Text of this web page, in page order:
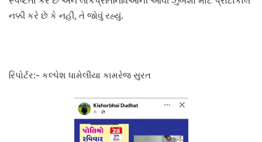
નક્કી કરે છે કે નહીં, તે જોવું રહ્યું.
રિપોર્ટર:- કલ્પેશ ધામેલીયા કામરેજ સુરત